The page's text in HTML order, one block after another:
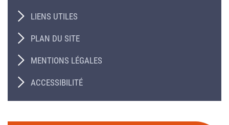
LIENS UTILES
PLAN DU SITE
MENTIONS LÉGALES
ACCESSIBILITÉ